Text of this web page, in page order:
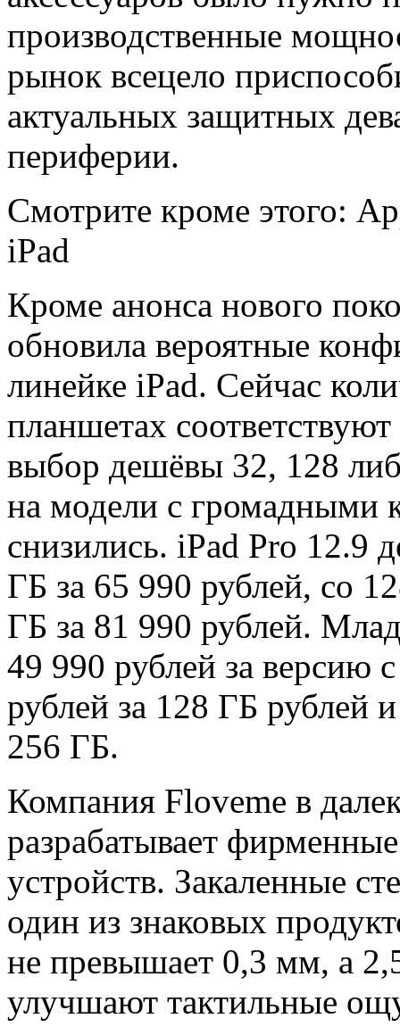
производственные
рынок всецело
актуальных защитных
периферии.
Смотрите кроме этого:
iPad
Кроме анонса нового
обновила вероятные
линейке iPad. Сейчас
планшетах
выбор дешёвы 32, 128
на модели с громадными
снизились. iPad Pro 12.9
ГБ за 65 990 рублей, со
ГБ за 81 990 рублей.
49 990 рублей за версию
рублей за 128 ГБ рублей
256 ГБ.
Компания Floveme в
разрабатывает
устройств. Закаленные
один из знаковых
не превышает 0,3 мм, а
улучшают тактильные